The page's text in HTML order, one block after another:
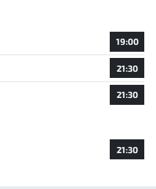
19:00
21:30
21:30
21:30